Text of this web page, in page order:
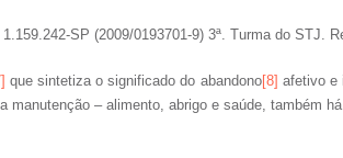
SP (2009/0193701-9) 3ª. Turma do STJ.
que sintetiza o significado do abandono[8] afetivo e
manutenção – alimento, abrigo e saúde, também